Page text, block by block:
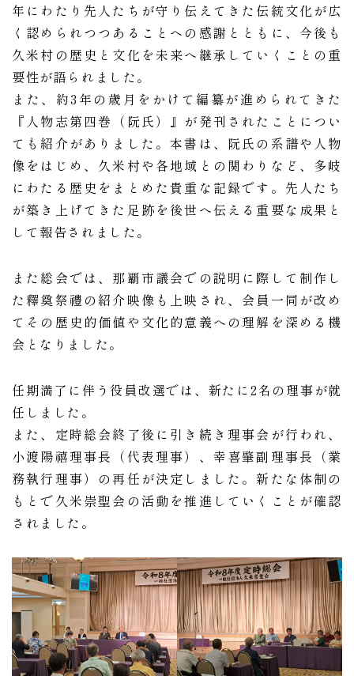
年にわたり先人たちが守り伝えてきた伝統文化が広
く認められつつあることへの感謝とともに、今後も
久米村の歴史と文化を未来へ継承していくことの重
要性が語られました。
また、約3年の歳月をかけて編纂が進められてきた
『人物志第四巻（阮氏）』が発刊されたことについ
ても紹介がありました。本書は、阮氏の系譜や人物
像をはじめ、久米村や各地域との関わりなど、多岐
にわたる歴史をまとめた貴重な記録です。先人たち
が築き上げてきた足跡を後世へ伝える重要な成果と
して報告されました。
また総会では、那覇市議会での説明に際して制作し
た釋奠祭禮の紹介映像も上映され、会員一同が改め
てその歴史的価値や文化的意義への理解を深める機
会となりました。
任期満了に伴う役員改選では、新たに2名の理事が就
任しました。
また、定時総会終了後に引き続き理事会が行われ、
小渡陽禧理事長（代表理事）、幸喜肇副理事長（業
務執行理事）の再任が決定しました。新たな体制の
もとで久米崇聖会の活動を推進していくことが確認
されました。